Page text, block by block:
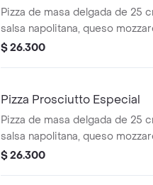
Pizza de masa delgada de 25
salsa napolitana, queso
buffalo (picante medio)
$ 26.300
Pizza Prosciutto Especial
Pizza de masa delgada de 25
salsa napolitana, queso
prosciutto, manzana verde,
$ 26.300